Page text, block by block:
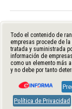
Todo el contenido de
empresas procede de la
tratada y suministrada
información de
como un elemento más
y no debe por tanto
Política de Privacidad